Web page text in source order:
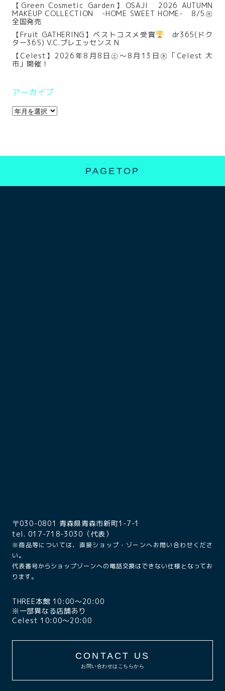
【Green Cosmetic Garden】OSAJI 2026 AUTUMN
MAKEUP COLLECTION -HOME SWEET HOME- 8/5㊌
全国発売
【Fruit GATHERING】ベストコスメ受賞
dr365(ドク
ター365) V.C.プレエッセンス N
【Celest】2026年8月8日㊏～8月13日㊍「Celest 大
市」開催！
アーカイブ
PAGETOP
〒030-0801 青森県青森市新町1-7-1
tel. 017-718-3030（代表）
※商品等については、直接ショップ・ゾーンへお問い合わせくださ
い。
代表番号からショップゾーンへの電話交換はできない仕様となってお
ります。
THREE本館 10:00〜20:00
※一部異なる店舗あり
Celest 10:00〜20:00
CONTACT US
お問い合わせはこちらから